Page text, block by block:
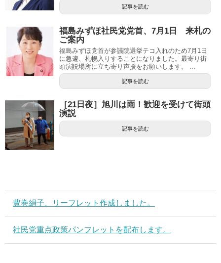
記事を読む
福島みずほ社民党党首、7月1日 来札の
ご案内
福島みずほ党首が参議院選挙テコ入れのため7月1日
に急遽、札幌入りすることになりました。最寄り街
頭演説場所に立ち寄り声援をお願いします。 ...
記事を読む
［21日夜］旭川は雨！歓迎を受けて街頭
演説
記事を読む
豊巻絹子、リーフレット作成しました。
社民党重点政策パンフレットを配布します。